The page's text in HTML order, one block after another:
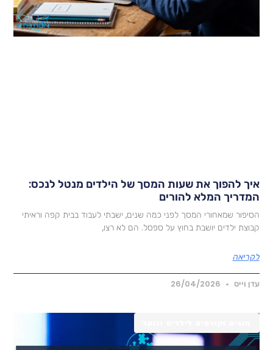
להפוך את שעות המסך של הילדים מנטל לנכס:
המלא להורים
שמאחורי המסך לפני כמה שנים, ישבתי לעבוד בבית קפה וראיתי
ילדים יושבת בחוץ על ספסל. הם לא רצו,
וייס 26/04/2026